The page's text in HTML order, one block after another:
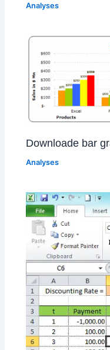
Analyses
Downloade bar
Analyses